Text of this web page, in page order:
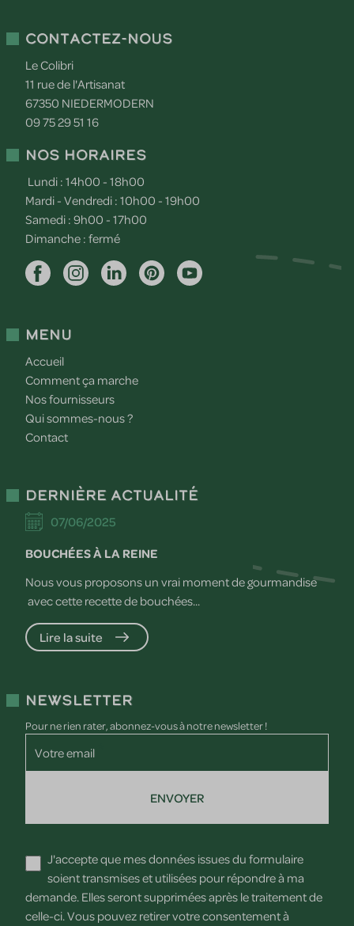
Contactez-nous
Le Colibri
11 rue de l'Artisanat
67350 NIEDERMODERN
09 75 29 51 16
Nos horaires
Lundi : 14h00 - 18h00
Mardi - Vendredi : 10h00 - 19h00
Samedi : 9h00 - 17h00
Dimanche : fermé
Menu
Accueil
Comment ça marche
Nos fournisseurs
Qui sommes-nous ?
Contact
Dernière actualité
07/06/2025
BOUCHÉES À LA REINE
Nous vous proposons un vrai moment de gourmandise
avec cette recette de bouchées...
Lire la suite
Newsletter
Pour ne rien rater, abonnez-vous à notre newsletter !
Votre email
ENVOYER
J'accepte que mes données issues du formulaire
soient transmises et utilisées pour répondre à ma
demande. Elles seront supprimées après le traitement de
celle-ci. Vous pouvez retirer votre consentement à